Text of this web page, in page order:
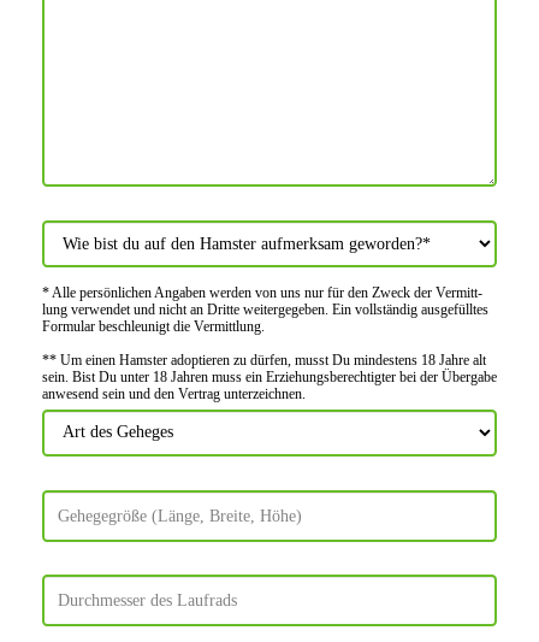
* Alle persön­lichen Angaben werden von uns nur für den Zweck der Vermitt­
lung verwendet und nicht an Dritte weiter­gegeben. Ein voll­ständig ausge­fülltes
Formular beschleu­nigt die Vermitt­lung.
** Um einen Hamster adoptieren zu dürfen, musst Du mindes­tens 18 Jahre alt
sein. Bist Du unter 18 Jahren muss ein Erziehungs­berechtigter bei der Über­gabe
anwes­end sein und den Vertrag unter­zeichnen.